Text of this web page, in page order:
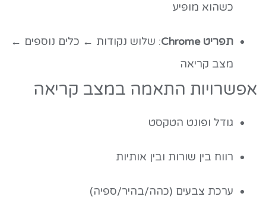
כשהוא מופיע
תפריט Chrome
: שלוש נקודות ← כלים נוספים ←
מצב קריאה
אפשרויות התאמה במצב קריאה
גודל ופונט הטקסט
רווח בין שורות ובין אותיות
ערכת צבעים (כהה/בהיר/ספיה)